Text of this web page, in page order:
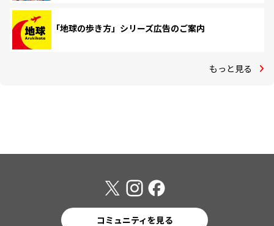
「地球の歩き方」シリーズ広告のご案内
もっと見る
コミュニティを見る